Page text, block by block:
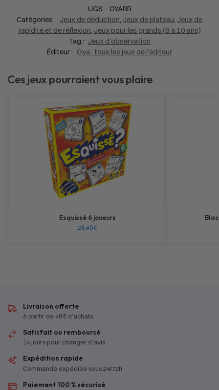
UGS : OYARR
Catégories : Jeux de déduction Jeux de plateau Jeux de
rapidité et de réflexion Jeux pour les grands (8 à 10 ans)
Tag : Jeux d'observation
Éditeur : Oya : tous les jeux de l'éditeur
Ces jeux pourraient vous plaire
Esquissé 6 joueurs
28,40€
Livraison offerte
à partir de 49 € d’achats
Satisfait ou remboursé
14 jours pour changer d’avis
Expédition rapide
Commande expédiée sous 24/72h
Paiement 100 % sécurisé